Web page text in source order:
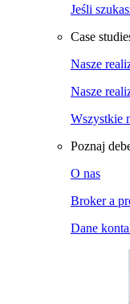
Jeśli
Case
Nasze
Nasze
Wszystkie
Poznaj
O nas
Broker a
Dane